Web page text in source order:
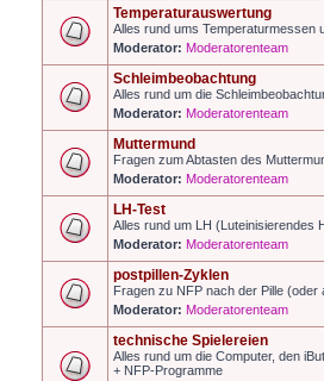
Temperaturauswertung
Alles rund ums Temperaturmessen
Moderator: Moderatorenteam
Schleimbeobachtung
Alles rund um die
Moderator: Moderatorenteam
Muttermund
Fragen zum Abtasten des
Moderator: Moderatorenteam
LH-Test
Alles rund um LH (Luteinisierendes
Moderator: Moderatorenteam
postpillen-Zyklen
Fragen zu NFP nach der Pille (oder
Moderator: Moderatorenteam
technische Spielereien
Alles rund um die Computer, den
+ NFP-Programme